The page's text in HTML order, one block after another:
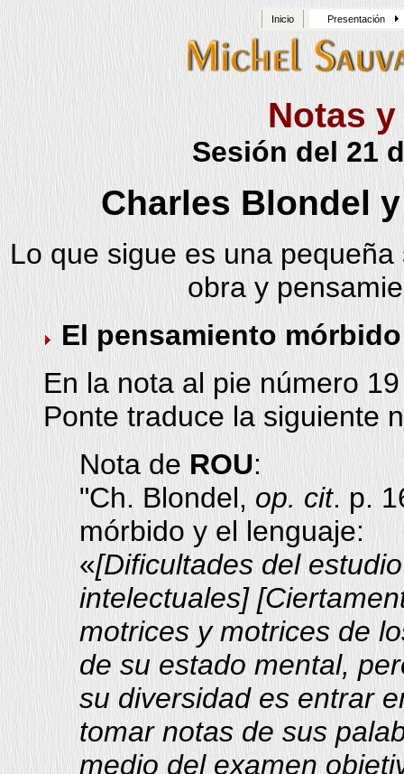
Inicio Presentación
Notas
Sesión del 21
Charles Blondel
Lo que sigue es una
obra y
El pensamiento
En la nota al pie número
Ponte traduce la siguiente
Nota de ROU:
"Ch. Blondel, op. cit. p.
mórbido y el lenguaje:
«[Dificultades del
intelectuales]
motrices y motrices de
de su estado mental,
su diversidad es entrar
tomar notas de sus
medio del examen